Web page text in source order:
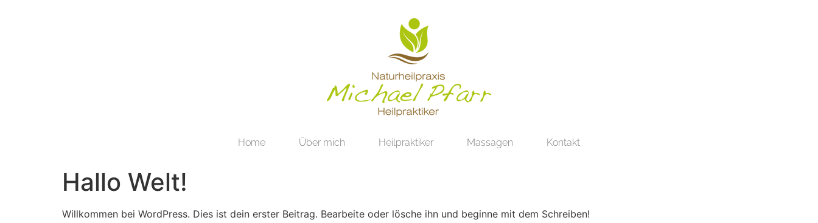
Home Über mich Heilpraktiker Massagen Kontakt
Hallo Welt!
Willkommen bei WordPress. Dies ist dein erster Beitrag. Bearbeite oder lösche ihn und beginne mit dem Schreiben!